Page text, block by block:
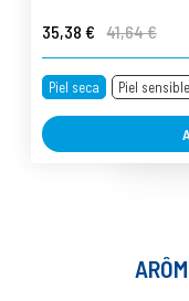
35,38 € 41,64 €
Piel seca Piel sensible